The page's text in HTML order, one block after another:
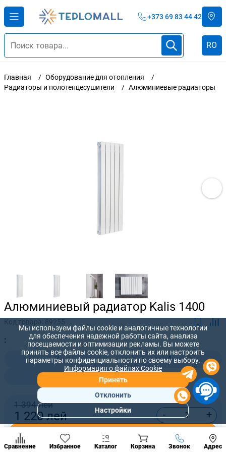
+373 69 83 44 42
RO
Главная
Оборудование для отопления
Радиаторы и полотенцесушители
Алюминиевые радиаторы
Алюминиевый радиатор Kalis 1400
Код товара: 89255
:
3
4
1 394 лей
1 220лей - +
Купить сейчас
Сравнение Избранное Каталог Корзина Звонок Адрес
Позвонить
разделы
Мы используем файлы cookie и аналогичные технологии
для обеспечения надежной работы сайта, анализа
посещаемости и оптимизации рекламы. Вы можете
принять все файлы cookie, отклонить их или настроить
параметры конфиденциальности по своему выбору.
Информация о файлах Cookie
Принять
Отклонить
Настройки